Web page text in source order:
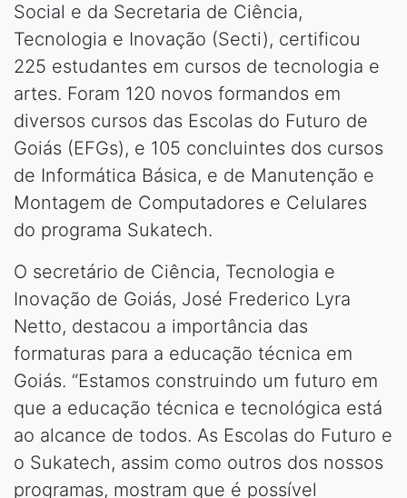
Social e da Secretaria de Ciência,
Tecnologia e Inovação (Secti), certificou
225 estudantes em cursos de tecnologia e
artes. Foram 120 novos formandos em
diversos cursos das Escolas do Futuro de
Goiás (EFGs), e 105 concluintes dos cursos
de Informática Básica, e de Manutenção e
Montagem de Computadores e Celulares
do programa Sukatech.
O secretário de Ciência, Tecnologia e
Inovação de Goiás, José Frederico Lyra
Netto, destacou a importância das
formaturas para a educação técnica em
Goiás. “Estamos construindo um futuro em
que a educação técnica e tecnológica está
ao alcance de todos. As Escolas do Futuro e
o Sukatech, assim como outros dos nossos
programas, mostram que é possível